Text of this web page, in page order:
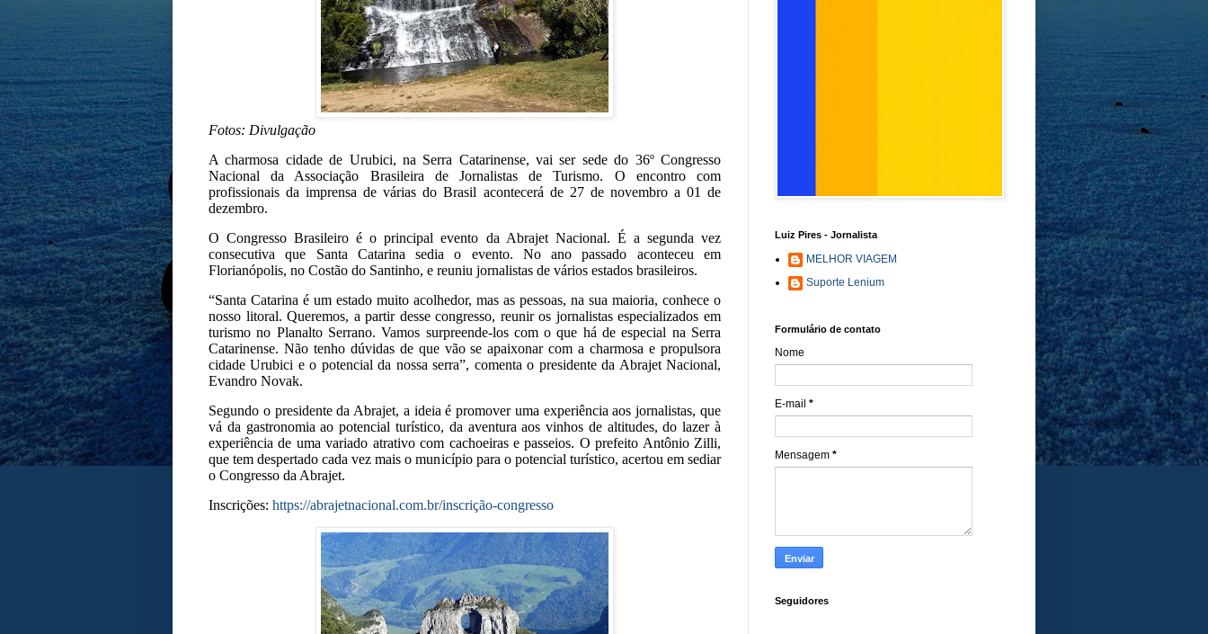
Fotos: Divulgação
A charmosa cidade de Urubici, na Serra Catarinense, vai ser sede do 36º Congresso
Nacional da Associação Brasileira de Jornalistas de Turismo. O encontro com
profissionais da imprensa de várias do Brasil acontecerá de 27 de novembro a 01 de
dezembro.
O Congresso Brasileiro é o principal evento da Abrajet Nacional. É a segunda vez
consecutiva que Santa Catarina sedia o evento. No ano passado aconteceu em
Florianópolis, no Costão do Santinho, e reuniu jornalistas de vários estados brasileiros.
“Santa Catarina é um estado muito acolhedor, mas as pessoas, na sua maioria, conhece o
nosso litoral. Queremos, a partir desse congresso, reunir os jornalistas especializados em
turismo no Planalto Serrano. Vamos surpreende-los com o que há de especial na Serra
Catarinense. Não tenho dúvidas de que vão se apaixonar com a charmosa e propulsora
cidade Urubici e o potencial da nossa serra”, comenta o presidente da Abrajet Nacional,
Evandro Novak.
Segundo o presidente da Abrajet, a ideia é promover uma experiência aos jornalistas, que
vá da gastronomia ao potencial turístico, da aventura aos vinhos de altitudes, do lazer à
experiência de uma variado atrativo com cachoeiras e passeios. O prefeito Antônio Zilli,
que tem despertado cada vez mais o município para o potencial turístico, acertou em sediar
o Congresso da Abrajet.
Inscrições: https://abrajetnacional.com.br/inscrição-congresso
Luiz Pires - Jornalista
MELHOR VIAGEM
Suporte Lenium
Formulário de contato
Nome
E-mail *
Mensagem *
Seguidores